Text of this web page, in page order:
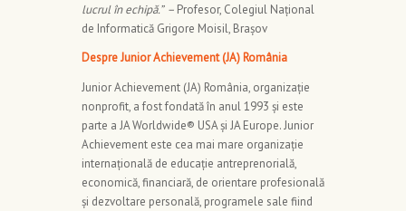
lucrul în echipă.” – Profesor, Colegiul Național
de Informatică Grigore Moisil, Brașov
Despre Junior Achievement (JA) România
Junior Achievement (JA) România, organizație
nonprofit, a fost fondată în anul 1993 și este
parte a JA Worldwide® USA și JA Europe. Junior
Achievement este cea mai mare organizație
internațională de educație antreprenorială,
economică, financiară, de orientare profesională
și dezvoltare personală, programele sale fiind